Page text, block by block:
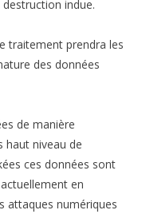
indue.
traitement prendra les
des données
de manière
haut niveau de
ces données sont
en
attaques numériques